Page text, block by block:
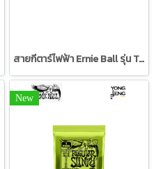
สายกีตาร์ไฟฟ้า Ernie Ball รุ่น Tim Henson 9.5/46
New